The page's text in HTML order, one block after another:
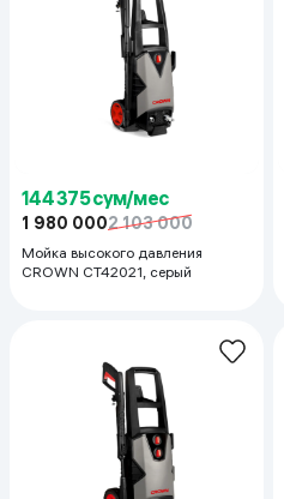
144 375 сум/мес
1 980 0002 103 000
Мойка высокого давления
CROWN CT42021, серый